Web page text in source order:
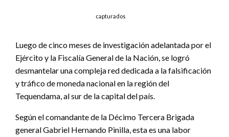
capturados
Luego de cinco meses de investigación adelantada por el
Ejército y la Fiscalía General de la Nación, se logró
desmantelar una compleja red dedicada a la falsificación
y tráfico de moneda nacional en la región del
Tequendama, al sur de la capital del país.
Según el comandante de la Décimo Tercera Brigada
general Gabriel Hernando Pinilla, esta es una labor